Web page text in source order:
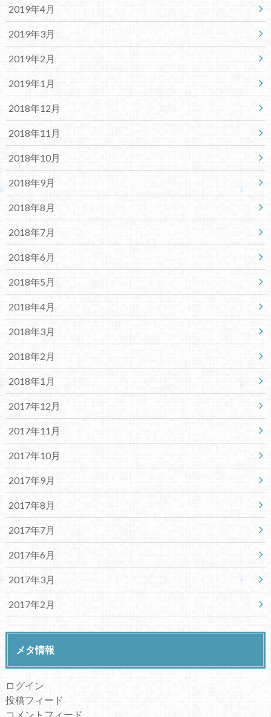
2019年4月
2019年3月
2019年2月
2019年1月
2018年12月
2018年11月
2018年10月
2018年9月
2018年8月
2018年7月
2018年6月
2018年5月
2018年4月
2018年3月
2018年2月
2018年1月
2017年12月
2017年11月
2017年10月
2017年9月
2017年8月
2017年7月
2017年6月
2017年3月
2017年2月
メタ情報
ログイン
投稿フィード
コメントフィード